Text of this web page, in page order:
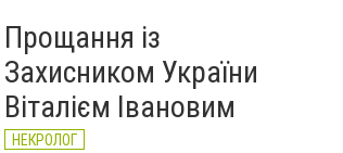
Прощання із
Захисником України
Віталієм Івановим
НЕКРОЛОГ